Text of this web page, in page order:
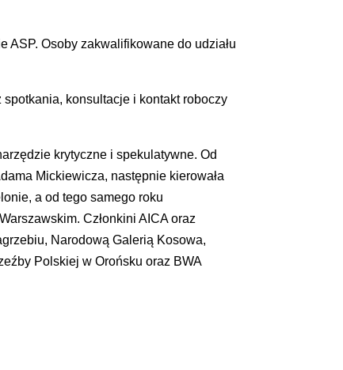
ASP. Osoby zakwalifikowane do udziału
konsultacje i kontakt roboczy
krytyczne i spekulatywne. Od
Mickiewicza, następnie kierowała
a od tego samego roku
Członkini AICA oraz
Narodową Galerią Kosowa,
Polskiej w Orońsku oraz BWA